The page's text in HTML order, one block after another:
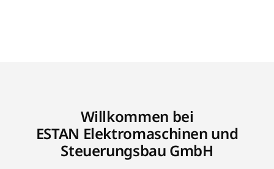
Willkommen bei
ESTAN Elektromaschinen und
Steuerungsbau GmbH